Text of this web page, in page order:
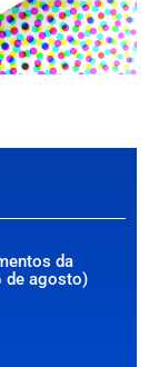
da
de agosto)